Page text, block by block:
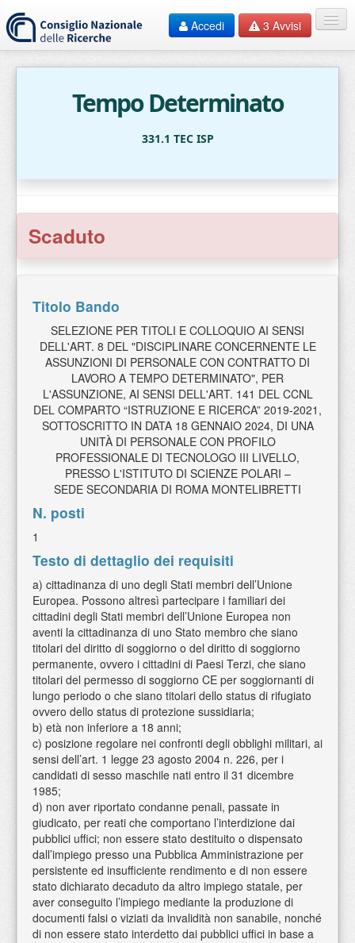
3 Avvisi
Accedi
EN
Home
Documentazione
Tempo Determinato
331.1 TEC ISP
Scaduto
Titolo Bando
SELEZIONE PER TITOLI E COLLOQUIO AI SENSI
DELL'ART. 8 DEL "DISCIPLINARE CONCERNENTE LE
ASSUNZIONI DI PERSONALE CON CONTRATTO DI
LAVORO A TEMPO DETERMINATO", PER
L'ASSUNZIONE, AI SENSI DELL'ART. 141 DEL CCNL
DEL COMPARTO “ISTRUZIONE E RICERCA” 2019-2021,
SOTTOSCRITTO IN DATA 18 GENNAIO 2024, DI UNA
UNITÀ DI PERSONALE CON PROFILO
PROFESSIONALE DI TECNOLOGO III LIVELLO,
PRESSO L'ISTITUTO DI SCIENZE POLARI –
SEDE SECONDARIA DI ROMA MONTELIBRETTI
N. posti
1
Testo di dettaglio dei requisiti
a) cittadinanza di uno degli Stati membri dell’Unione
Europea. Possono altresì partecipare i familiari dei
cittadini degli Stati membri dell’Unione Europea non
aventi la cittadinanza di uno Stato membro che siano
titolari del diritto di soggiorno o del diritto di soggiorno
permanente, ovvero i cittadini di Paesi Terzi, che siano
titolari del permesso di soggiorno CE per soggiornanti di
lungo periodo o che siano titolari dello status di rifugiato
ovvero dello status di protezione sussidiaria;
b) età non inferiore a 18 anni;
c) posizione regolare nei confronti degli obblighi militari, ai
sensi dell’art. 1 legge 23 agosto 2004 n. 226, per i
candidati di sesso maschile nati entro il 31 dicembre
1985;
d) non aver riportato condanne penali, passate in
giudicato, per reati che comportano l’interdizione dai
pubblici uffici; non essere stato destituito o dispensato
dall’impiego presso una Pubblica Amministrazione per
persistente ed insufficiente rendimento e di non essere
stato dichiarato decaduto da altro impiego statale, per
aver conseguito l’impiego mediante la produzione di
documenti falsi o viziati da invalidità non sanabile, nonché
di non essere stato interdetto dai pubblici uffici in base a